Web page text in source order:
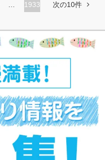
1933 次の10件